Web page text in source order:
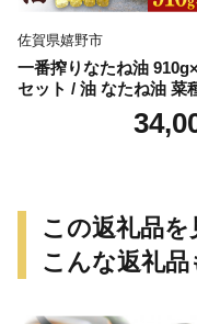
佐賀県嬉野市
一番搾りなたね油
セット / 油 なたね油 菜
ナタネ【山下製油】
この返礼品を
こんな返礼